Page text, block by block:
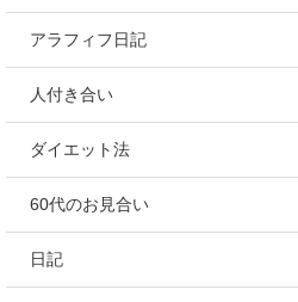
アラフィフ日記
人付き合い
ダイエット法
60代のお見合い
日記